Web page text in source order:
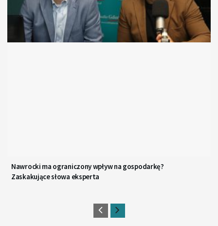
Nawrocki ma ograniczony wpływ na gospodarkę?
Zaskakujące słowa eksperta